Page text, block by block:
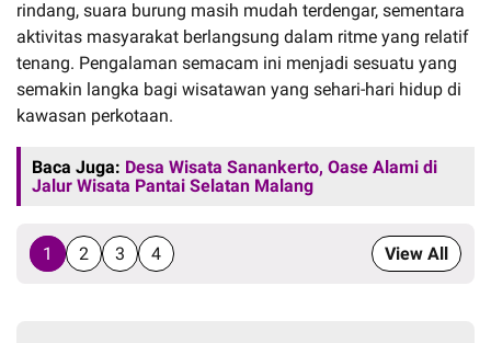
rindang, suara burung masih mudah terdengar, sementara
aktivitas masyarakat berlangsung dalam ritme yang relatif
tenang. Pengalaman semacam ini menjadi sesuatu yang
semakin langka bagi wisatawan yang sehari-hari hidup di
kawasan perkotaan.
Baca Juga: Desa Wisata Sanankerto, Oase Alami di
Jalur Wisata Pantai Selatan Malang
1 2 3 4 View All